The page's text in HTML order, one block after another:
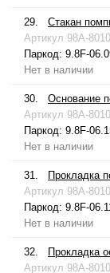
29.
Стакан
Артикул 98A-
Паркод: 9.8F-
Нет в наличии
30.
Основание
Артикул 98A-
Паркод: 9.8F-
Нет в наличии
31.
Прокладка
Артикул 98A-
Паркод: 9.8F-
Нет в наличии
32.
Прокладка
Артикул 98A-